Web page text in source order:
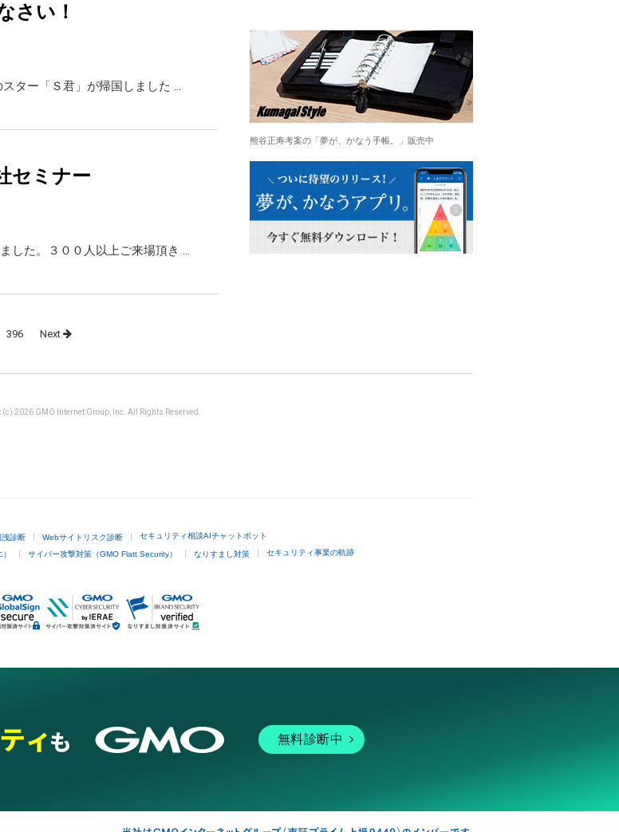
さい！
ター「Ｓ君」が帰国しました …
セミナー
した。３００人以上ご来場頂き …
396 Next
熊谷正寿考案の「夢が、かなう手帳。」販売中
(c) 2026 GMO Internet Group, Inc. All Rights Reserved.
洩診断 Webサイトリスク診断 セキュリティ相談AIチャットボット
サイバー攻撃対策（GMO Flatt Security） なりすまし対策 セキュリティ事業の軌跡
無料診断中